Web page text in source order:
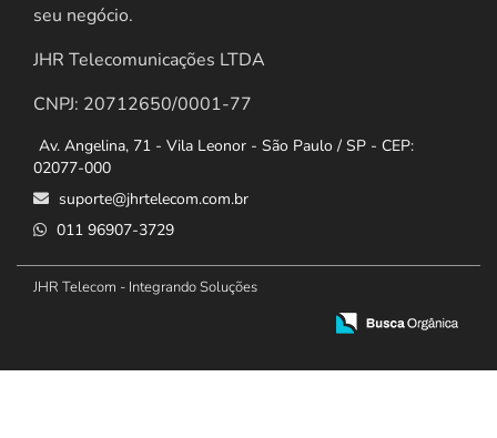
seu negócio.
JHR Telecomunicações LTDA
CNPJ: 20712650/0001-77
Av. Angelina, 71 - Vila Leonor - São Paulo / SP - CEP:
02077-000
suporte@jhrtelecom.com.br
011 96907-3729
JHR Telecom - Integrando Soluções